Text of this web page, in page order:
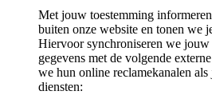
Met jouw toestemming
buiten onze website en tonen we
Hiervoor synchroniseren we jouw
gegevens met de volgende
we hun online reclamekanalen
diensten: